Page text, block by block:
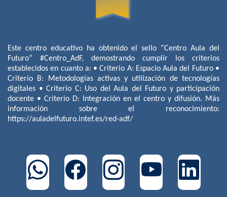
Este centro educativo ha obtenido el sello “Centro Aula del
Futuro” #Centro_AdF, demostrando cumplir los criterios
establecidos en cuanto a: • Criterio A: Espacio Aula del Futuro •
Criterio B: Metodologías activas y utilización de tecnologías
digitales • Criterio C: Uso del Aula del Futuro y participación
docente • Criterio D: Integración en el centro y difusión. Más
información sobre el reconocimiento:
https://auladelfuturo.intef.es/red-adf/